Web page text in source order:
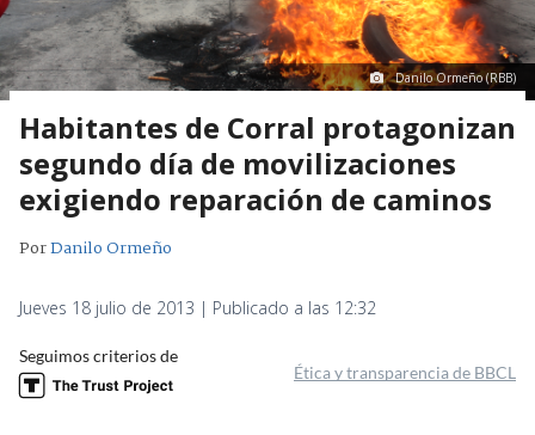
Danilo Ormeño (RBB)
Habitantes de Corral protagonizan
segundo día de movilizaciones
exigiendo reparación de caminos
PorDanilo Ormeño
Jueves 18 julio de 2013 | Publicado a las 12:32
Seguimos criterios de
Ética y transparencia de BBCL